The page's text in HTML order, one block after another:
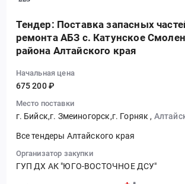
Тендер: Поставка запасных
ремонта АБЗ с. Катунское
района Алтайского края
Начальная цена
675 200 ₽
Место поставки
г. Бийск,г. Змеиногорск,г. Горняк ,
Все тендеры Алтайского края
Организатор закупки
ГУП ДХ АК "ЮГО-ВОСТОЧНОЕ ДСУ"